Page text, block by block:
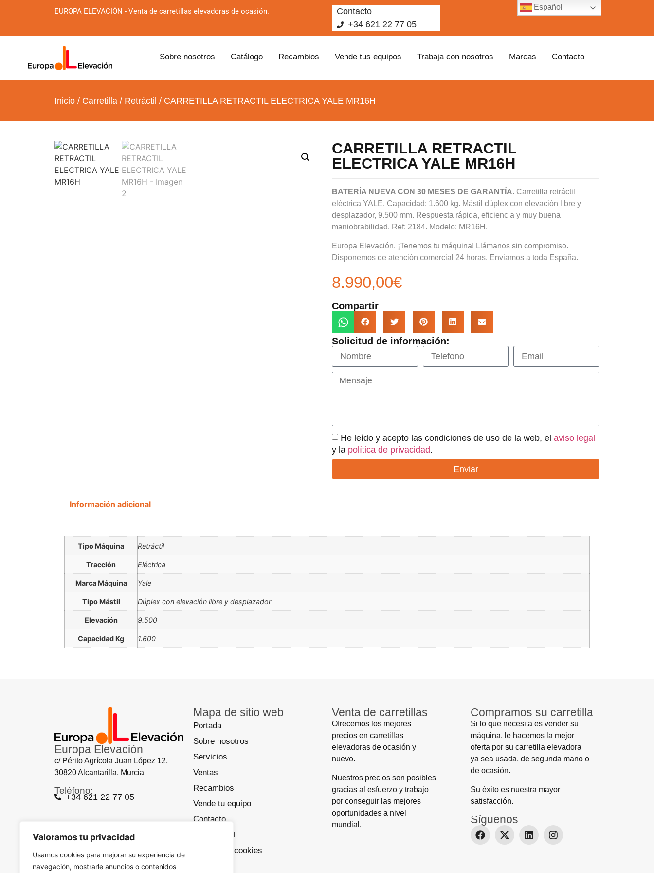
Valoramos tu privacidad
Usamos cookies para mejorar su experiencia de
navegación, mostrarle anuncios o contenidos
EUROPA ELEVACIÓN - Venta de carretillas elevadoras de ocasión.
Contacto
+34 621 22 77 05
Sobre nosotros Catálogo Recambios Vende tus equipos Trabaja con nosotros Marcas Contacto
Inicio / Carretilla / Retráctil / CARRETILLA RETRACTIL ELECTRICA YALE MR16H
CARRETILLA RETRACTIL
ELECTRICA YALE MR16H
BATERÍA NUEVA CON 30 MESES DE GARANTÍA. Carretilla retráctil
eléctrica YALE. Capacidad: 1.600 kg. Mástil dúplex con elevación libre y
desplazador, 9.500 mm. Respuesta rápida, eficiencia y muy buena
maniobrabilidad. Ref: 2184. Modelo: MR16H.
Europa Elevación. ¡Tenemos tu máquina! Llámanos sin compromiso.
Disponemos de atención comercial 24 horas. Enviamos a toda España.
8.990,00€
Compartir
Solicitud de información:
He leído y acepto las condiciones de uso de la web, el aviso legal
y la política de privacidad.
Enviar
Información adicional
Tipo Máquina Retráctil
Tracción Eléctrica
Marca Máquina Yale
Tipo Mástil Dúplex con elevación libre y desplazador
Elevación 9.500
Capacidad Kg 1.600
Europa Elevación
c/ Périto Agrícola Juan López 12,
30820 Alcantarilla, Murcia
Teléfono:
+34 621 22 77 05
Mapa de sitio web
Portada
Sobre nosotros
Servicios
Ventas
Recambios
Vende tu equipo
Contacto
Aviso Legal
Política de cookies
Venta de carretillas
Ofrecemos los mejores
precios en carretillas
elevadoras de ocasión y
nuevo.
Nuestros precios son posibles
gracias al esfuerzo y trabajo
por conseguir las mejores
oportunidades a nivel
mundial.
Compramos su carretilla
Si lo que necesita es vender su
máquina, le hacemos la mejor
oferta por su carretilla elevadora
ya sea usada, de segunda mano o
de ocasión.
Su éxito es nuestra mayor
satisfacción.
Síguenos
Español